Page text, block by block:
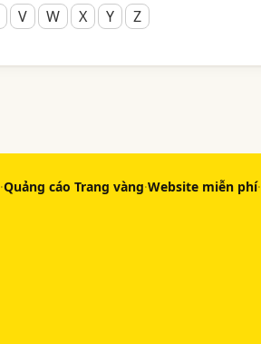
V W X Y Z
·Quảng cáo Trang vàng·Website miễn phí·